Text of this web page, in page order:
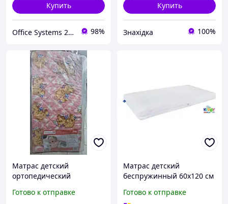
Купить
Office Systems 24 - меблі для всіх! Україна! Підбираємо з любов'ю! 98%
Купить
Знахідка 100%
Матрас детский
ортопедический
Готово к отправке
Матрас детский
беспружинный 60х120 см
чехлом Eurosleep PS-
Готово к отправке